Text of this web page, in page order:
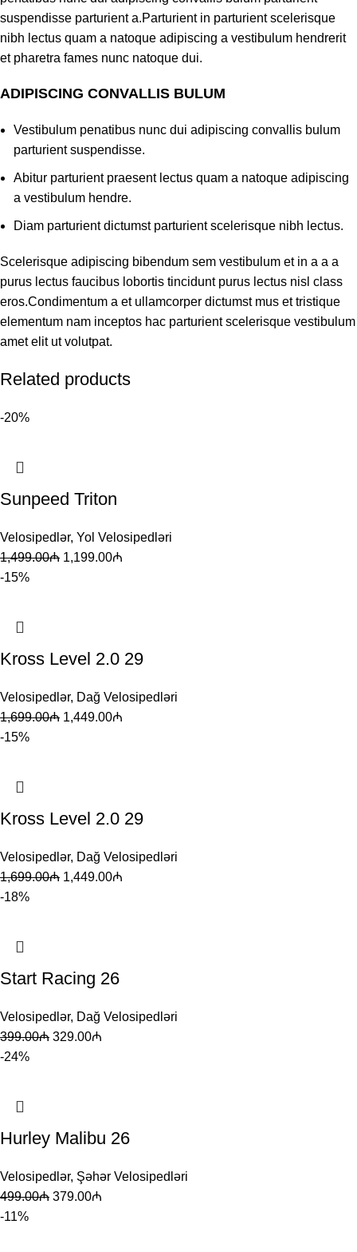
suspendisse parturient a.Parturient in parturient scelerisque
nibh lectus quam a natoque adipiscing a vestibulum hendrerit
et pharetra fames nunc natoque dui.
ADIPISCING CONVALLIS BULUM
Vestibulum penatibus nunc dui adipiscing convallis bulum
parturient suspendisse.
Abitur parturient praesent lectus quam a natoque adipiscing
a vestibulum hendre.
Diam parturient dictumst parturient scelerisque nibh lectus.
Scelerisque adipiscing bibendum sem vestibulum et in a a a
purus lectus faucibus lobortis tincidunt purus lectus nisl class
eros.Condimentum a et ullamcorper dictumst mus et tristique
elementum nam inceptos hac parturient scelerisque vestibulum
amet elit ut volutpat.
Related products
-20%
Sunpeed Triton
Velosipedlər, Yol Velosipedləri
1,499.00₼ 1,199.00₼
-15%
Kross Level 2.0 29
Velosipedlər, Dağ Velosipedləri
1,699.00₼ 1,449.00₼
-15%
Kross Level 2.0 29
Velosipedlər, Dağ Velosipedləri
1,699.00₼ 1,449.00₼
-18%
Start Racing 26
Velosipedlər, Dağ Velosipedləri
399.00₼ 329.00₼
-24%
Hurley Malibu 26
Velosipedlər, Şəhər Velosipedləri
499.00₼ 379.00₼
-11%